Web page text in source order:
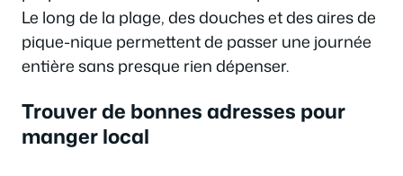
Le long de la plage, des douches et des aires de
pique-nique permettent de passer une journée
entière sans presque rien dépenser.
Trouver de bonnes adresses pour
manger local